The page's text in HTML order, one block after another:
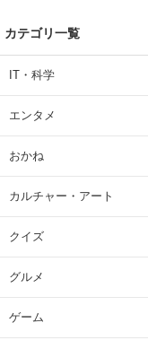
カテゴリ一覧
IT・科学
エンタメ
おかね
カルチャー・アート
クイズ
グルメ
ゲーム